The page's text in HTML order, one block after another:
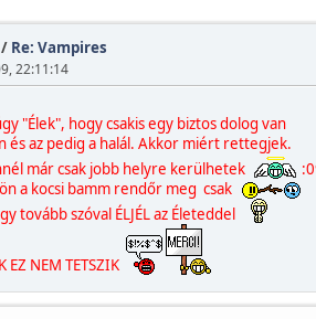
/ Re: Vampires
22:11:14
"Élek", hogy csakis egy biztos dolog van
és az pedig a halál. Akkor miért rettegjek.
már csak jobb helyre kerülhetek
a kocsi bamm rendőr meg csak
tovább szóval ÉLJÉL az Életeddel
EZ NEM TETSZIK